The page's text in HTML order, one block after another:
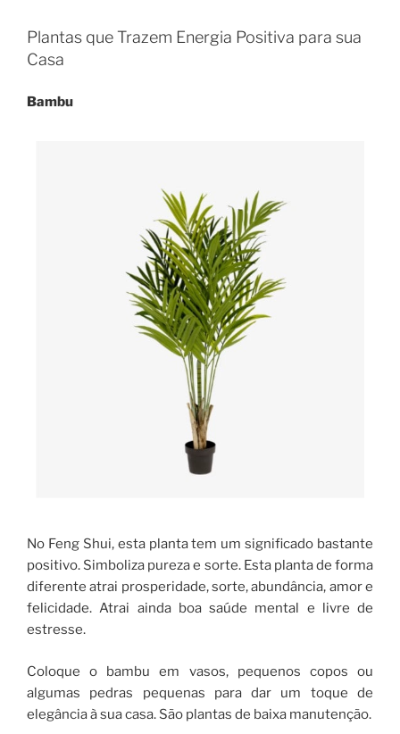
Plantas que Trazem Energia Positiva para sua
Casa
Bambu
No Feng Shui, esta planta tem um significado bastante
positivo. Simboliza pureza e sorte. Esta planta de forma
diferente atrai prosperidade, sorte, abundância, amor e
felicidade. Atrai ainda boa saúde mental e livre de
estresse.
Coloque o bambu em vasos, pequenos copos ou
algumas pedras pequenas para dar um toque de
elegância à sua casa. São plantas de baixa manutenção.